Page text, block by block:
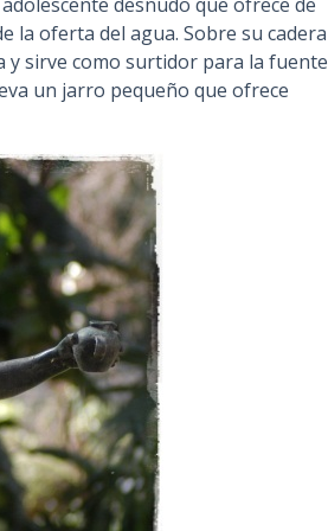
la oferta del agua. Sobre su cadera
y sirve como surtidor para la fuente
un jarro pequeño que ofrece